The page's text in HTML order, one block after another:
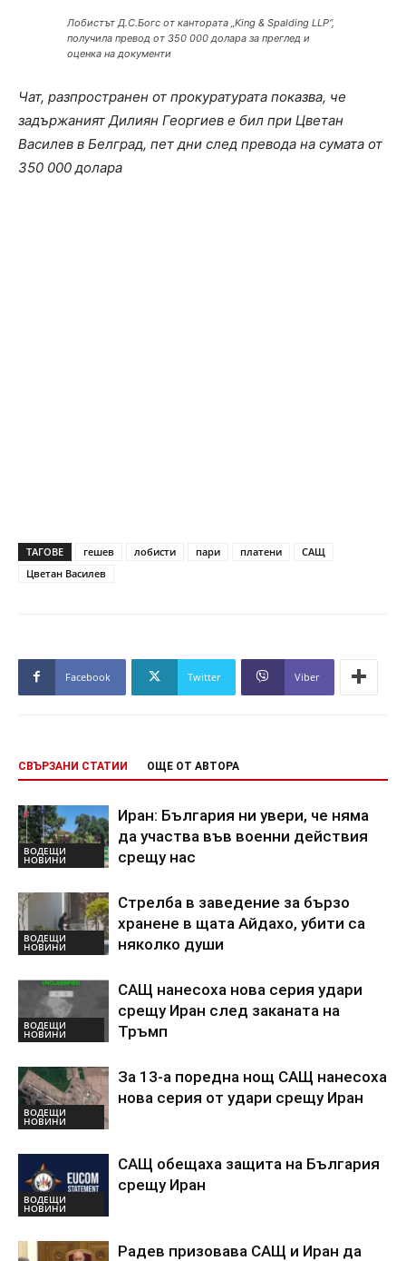
Лобистът Д.С.Богс от кантората „King & Spalding LLP“,
получила превод от 350 000 долара за преглед и
оценка на документи
Чат, разпространен от прокуратурата показва, че
задържаният Дилиян Георгиев е бил при Цветан
Василев в Белград, пет дни след превода на сумата от
350 000 долара
ТАГОВЕ гешев лобисти пари платени
САЩ
Цветан Василев
Facebook Twitter Viber
СВЪРЗАНИ СТАТИИ ОЩЕ ОТ АВТОРА
ВОДЕЩИ
НОВИНИ
Иран: България ни увери, че няма
да участва във военни действия
срещу нас
ВОДЕЩИ
НОВИНИ
Стрелба в заведение за бързо
хранене в щата Айдахо, убити са
няколко души
ВОДЕЩИ
НОВИНИ
САЩ нанесоха нова серия удари
срещу Иран след заканата на
Тръмп
ВОДЕЩИ
НОВИНИ
За 13-а поредна нощ САЩ нанесоха
нова серия от удари срещу Иран
ВОДЕЩИ
НОВИНИ
САЩ обещаха защита на България
срещу Иран
Радев призовава САЩ и Иран да